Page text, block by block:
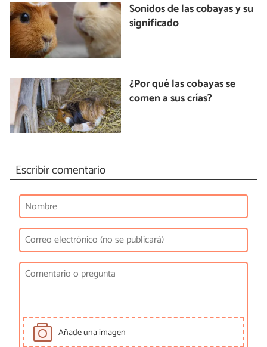
Sonidos de las cobayas y su
significado
¿Por qué las cobayas se
comen a sus crías?
Escribir comentario
Añade una imagen